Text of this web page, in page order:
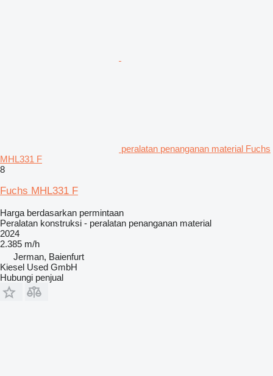
peralatan penanganan material Fuchs
MHL331 F
8
Fuchs MHL331 F
Harga berdasarkan permintaan
Peralatan konstruksi - peralatan penanganan material
2024
2.385 m/h
Jerman, Baienfurt
Kiesel Used GmbH
Hubungi penjual